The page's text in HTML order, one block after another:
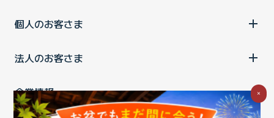
個人のお客さま
法人のお客さま
企業情報 ×